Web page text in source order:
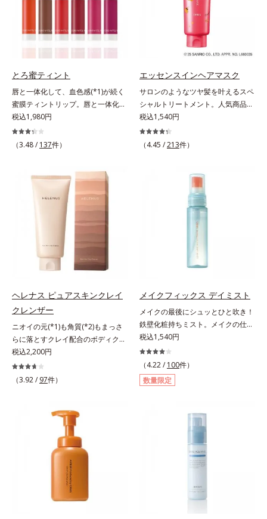
叶えるのは、微細で均一なカバー粉
なくフィットするから。粉体の表面
にダマ防止の特殊コーティングを施
すことで、カバー粉体は薄く・均一
に凹凸へフィット。毛穴や色ムラを
カバーしながら自然な仕上がりを叶
えます。また、ファンデーションを
つけている間に保湿成分が肌へ浸透
(*2)するスキンコンディショニング
瞬間、保湿成分が浸透しうるおいを
与えます。キメを整え、磨かれたよ
うな透明感とツヤを生み出すこと
で、“つるん”とした光のヴェールを
まとったような仕上がりに。*1 ス
キンフィットカラー成分（酸化チタ
ン、酸化鉄、ステアロイルグルタミ
ン酸2Na）配合＝自然な仕上がりで
肌悩みをカバーする粉体*2 角層ま
させる設計のこと
け止め・化粧下地・カラーコントロ
ール・コンシーラー・パウダー・フ
ァンデーションの7役を兼ねる多機
能BB。慌ただしい朝でもパパッと
塗るだけで、厚塗り感のない、自然
なツヤめきのある美肌に整えます。
*1 年齢を重ねた肌*2 オルビス内BB
クリームのカバー力
とろ蜜ティント
唇と一体化して、血色感(*1)が続く
蜜膜ティントリップ。唇と一体化し
て色落ちしにくいティント処方とう
るおいを両立した、ティントリップ
です。色が長時間唇に密着するオイ
みずしい発色が続きます。また色素
による唇の乾燥を防ぐため、一部の
色素に特殊コーティング処理(*4)を
施し、さらに3種のうるおい・保護
成分(*5)も配合。しっとり感をキー
プし、ぷるんとした唇に。さっとひ
と塗りするだけで、くすみやすい大
人の肌に血色感を与え、唇を自然に
効果による*2 水添ポリイソブテン
*3 色みのこと*4 トリエトキシカプ
リリルシラン配合＝保湿成分*5 ス
クワラン、ヒアルロン酸Na、加水
分解コラーゲン
税込1,980円
（3.48 / 137件）
エッセンスインヘアマスク
サロンのようなツヤ髪を叶えるスペ
シャルトリートメント。人気商品
「エッセンスインヘアミルク」と同
じシリーズの、お風呂で美しいツヤ
髪を叶えるスペシャルヘアマスクで
修成分(*1)が髪の内部まで浸透。さ
らに毛髪保護成分がダメージを受け
ている部位に吸着して、キューティ
クル表面をリペア。髪の内外にアプ
ローチして、乾燥などの外的刺激か
ら守り抜き、ダメージ(*2)を立て直
し(*3)ます。お風呂でシャンプー後
に適量を髪になじませ、置き時間は
軽さで、毛先までするんっとまとま
おうツヤ髪を叶えます。*1 毛髪補
修成分（イソステアリン酸、イソス
テアロイル加水分解コラーゲン、イ
ソステアロイル加水分解シルク、ス
フィンゴ糖脂質、トコフェロール、
グリセリン、糖脂質、BG、イソス
加水分解シルク、スフィンゴ糖脂
質、トコフェロール、グリセリン、
ヒアルロン酸ヒドロキシプロピルト
リモニウム、フェノキシエタノー
ル）*2 髪の乾燥、乾燥によるパサ
税込1,540円
（4.45 /213件）
ヘレナス ピュアスキンクレイ
クレンザー
ニオイの元(*1)も角質(*2)もまっさ
らに落とすクレイ配合のボディクレ
ンザー。「へレナス」は、スキンケ
アに強みのあるオルビスとフレグラ
ンスを愛するセントピアによる共同
(*2)もまっさらにオフするボディク
レンザーです。気になるニオイ、ご
わつきの元となるのは、皮脂と古い
角質。汚れの吸着力が強い3種のク
レイ配合(*3)で、皮脂や古い角質、
毛穴汚れまでスッキリ落として、ず
っと触れていたくなるような、しっ
とりうるおったなめらかな素肌に整
税込2,200円
（3.92 / 97件）
メイクフィックス デイミスト
メイクの最後にシュッとひと吹き！
鉄壁化粧持ちミスト。メイクの仕上
げにシュッとひと吹き。肌とメイク
の密着感をピタッと高め、メイクく
ずれを防ぎ、化粧持ちをアップさせ
るミストタイプの化粧水です。くず
れ防止成分(*1)を含む層と美容成分
振って混ぜると、美容成分がくずれ
防止成分を包み込み、メイクの上に
汗・水・皮脂をはじきながら、美容
成分がうるおいをキープ。Wの機能
さらに保湿成分配合でうるおい感が
続き、エアコンなどによる乾燥も防
ぎます。*1 トリメチルシロキシケ
税込1,540円
（4.22 / 100件）
数量限定